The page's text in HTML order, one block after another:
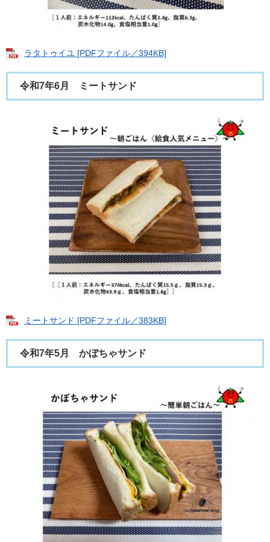
ラタトゥイユ [PDFファイル／394KB]
令和7年6月 ミートサンド
ミートサンド [PDFファイル／383KB]
令和7年5月 かぼちゃサンド